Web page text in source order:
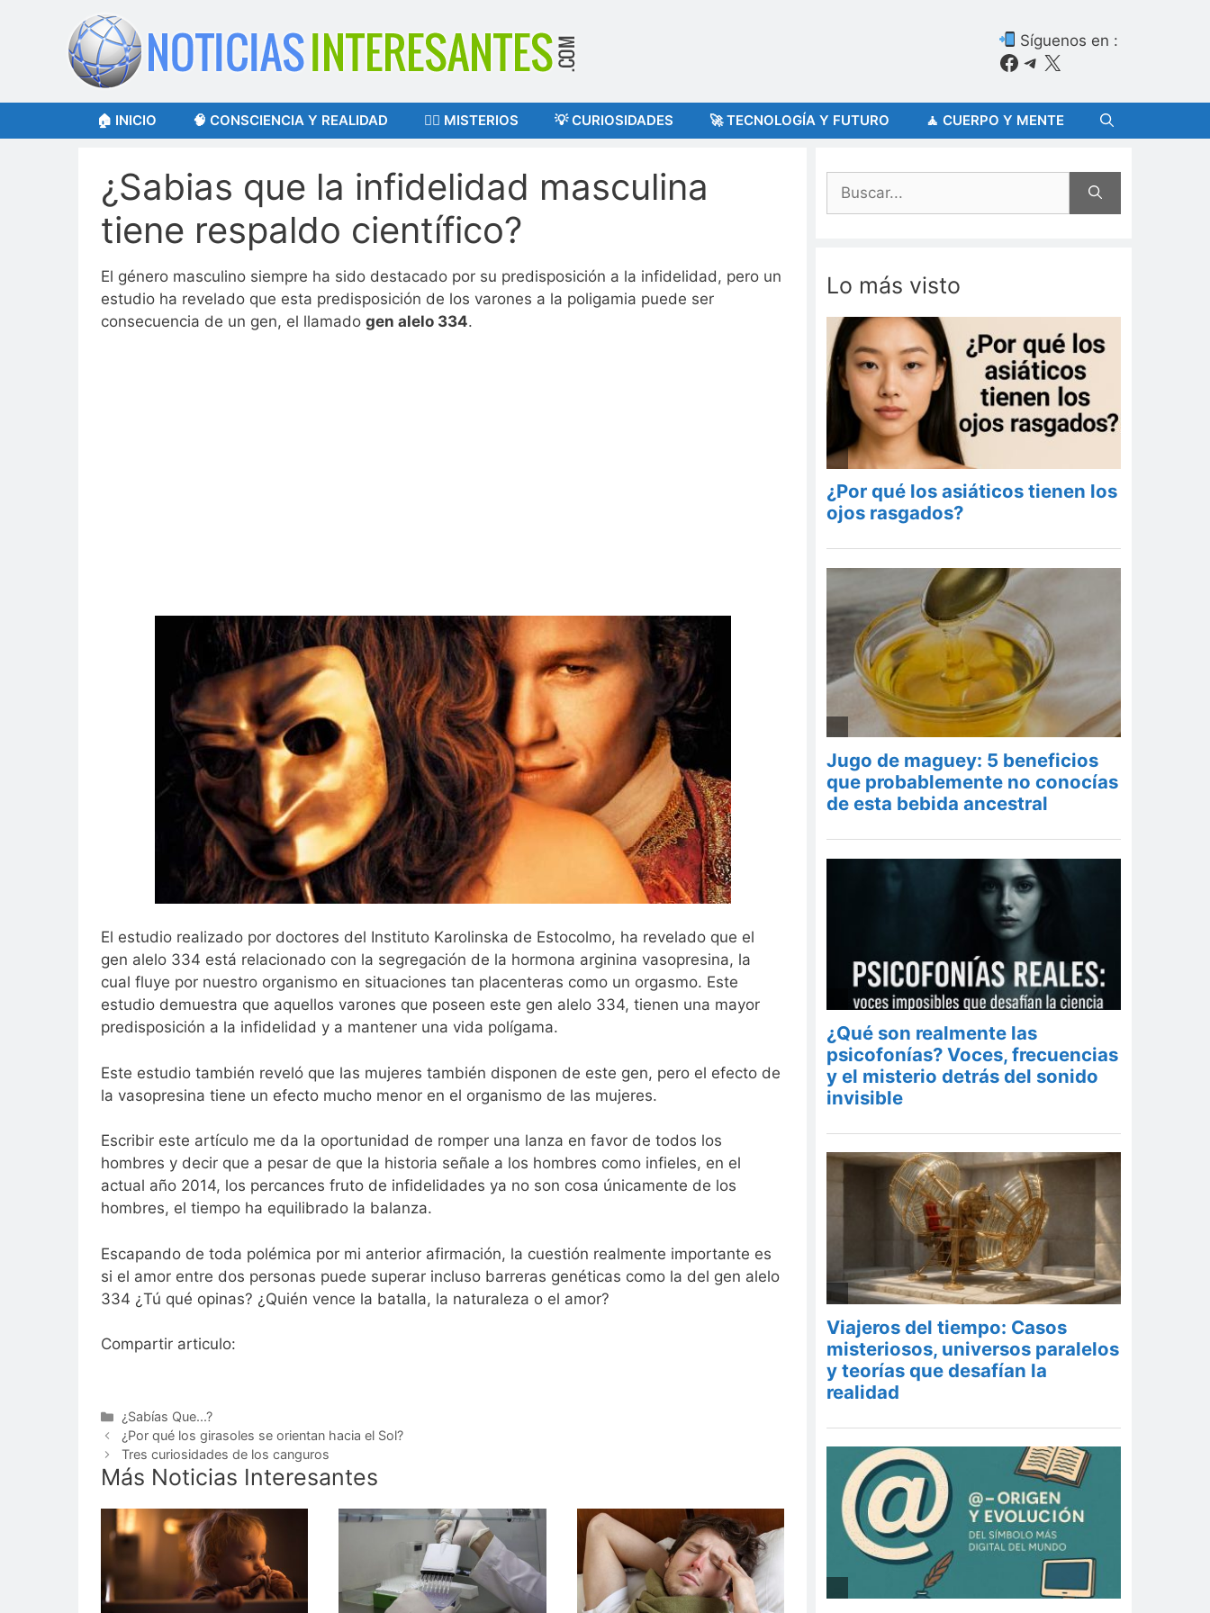
contenido
Síguenos en :
Facebook
Telegram
X
🏠 INICIO 🧠 CONSCIENCIA Y REALIDAD 🕵️‍♂️ MISTERIOS 💡 CURIOSIDADES 🚀 TECNOLOGÍA Y FUTURO 🧘 CUERPO Y MENTE
¿Sabias que la infidelidad masculina
tiene respaldo científico?
El género masculino siempre ha sido destacado por su predisposición a la infidelidad, pero un
estudio ha revelado que esta predisposición de los varones a la poligamia puede ser
consecuencia de un gen, el llamado gen alelo 334.
El estudio realizado por doctores del Instituto Karolinska de Estocolmo, ha revelado que el
gen alelo 334 está relacionado con la segregación de la hormona arginina vasopresina, la
cual fluye por nuestro organismo en situaciones tan placenteras como un orgasmo. Este
estudio demuestra que aquellos varones que poseen este gen alelo 334, tienen una mayor
predisposición a la infidelidad y a mantener una vida polígama.
Este estudio también reveló que las mujeres también disponen de este gen, pero el efecto de
la vasopresina tiene un efecto mucho menor en el organismo de las mujeres.
Escribir este artículo me da la oportunidad de romper una lanza en favor de todos los
hombres y decir que a pesar de que la historia señale a los hombres como infieles, en el
actual año 2014, los percances fruto de infidelidades ya no son cosa únicamente de los
hombres, el tiempo ha equilibrado la balanza.
Escapando de toda polémica por mi anterior afirmación, la cuestión realmente importante es
si el amor entre dos personas puede superar incluso barreras genéticas como la del gen alelo
334 ¿Tú qué opinas? ¿Quién vence la batalla, la naturaleza o el amor?
Compartir articulo:
Categorías
¿Sabías Que...?
¿Por qué los girasoles se orientan hacia el Sol?
Tres curiosidades de los canguros
Más Noticias Interesantes
Buscar:
Lo más visto